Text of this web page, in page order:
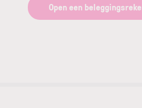
Open een